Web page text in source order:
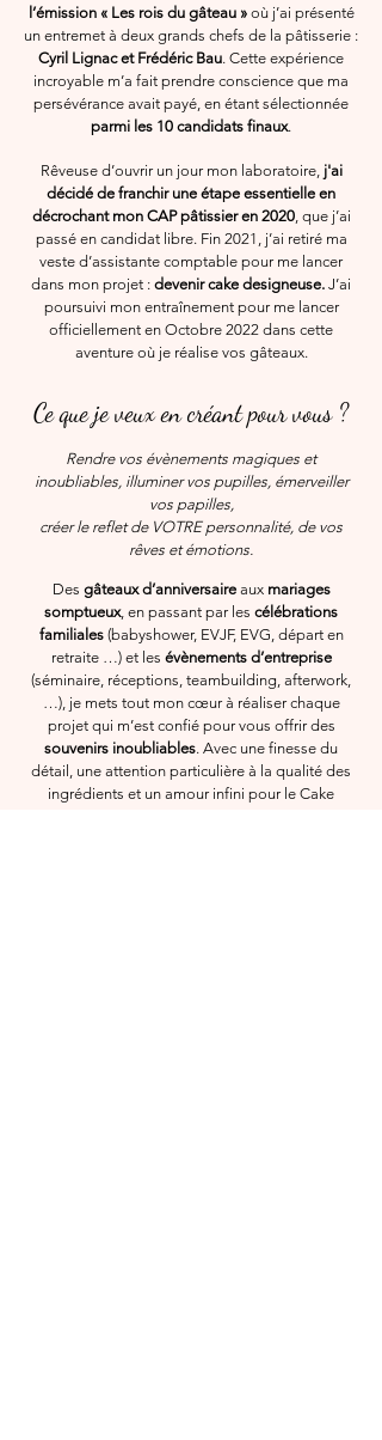
l’émission « Les rois du gâteau »où j’ai présenté
un entremet à deux grands chefs de la pâtisserie :
Cyril Lignac et Frédéric Bau. Cette expérience
incroyable m’a fait prendre conscience que ma
persévérance avait payé, en étant sélectionnée
parmi les 10 candidats finaux.
Rêveuse d’ouvrir un jour mon laboratoire,j'ai
décidé de franchir une étape essentielle en
décrochant mon CAP pâtissier en 2020, que j’ai
passé en candidat libre. Fin 2021, j’ai retiré ma
veste d’assistante comptable pour me lancer
dans mon projet : devenir cake designeuse. J’ai
poursuivi mon entraînement pour me lancer
officiellement en Octobre 2022 dans cette
aventure où je réalise vos gâteaux.
Ce que je veux en créant pour vous ?
Rendre vos évènements magiques et
inoubliables, illuminer vos pupilles, émerveiller
vos papilles,
créer le reflet de VOTRE personnalité, de vos
rêves et émotions.
Des gâteaux d’anniversaire auxmariages
somptueux, en passant par les célébrations
familiales(babyshower, EVJF, EVG, départ en
retraite …) et les évènements d’entreprise
(séminaire, réceptions, teambuilding, afterwork,
…), je mets tout mon cœur à réaliser chaque
projet qui m’est confié pour vous offrir des
souvenirs inoubliables. Avec une finesse du
détail, une attention particulière à la qualité des
ingrédients et un amour infini pour le Cake